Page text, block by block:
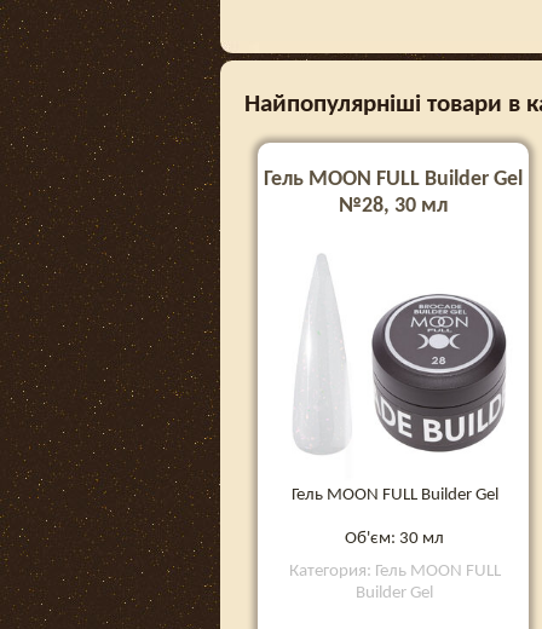
Найпопулярніші товари в
Гель MOON FULL Builder Gel
№28, 30 мл
Гель MOON FULL Builder Gel
Об'єм: 30 мл
Категория: Гель MOON FULL
Builder Gel